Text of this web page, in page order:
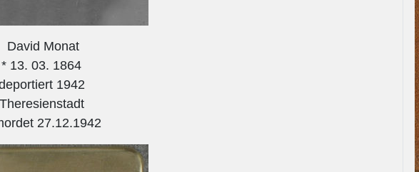
David Monat
* 13. 03. 1864
1942
27.12.1942